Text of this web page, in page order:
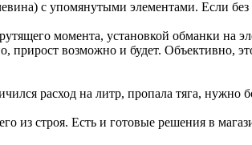
с упомянутыми элементами. Если без
момента, установкой обманки на
прирост возможно и будет. Объективно,
расход на литр, пропала тяга,
из строя. Есть и готовые решения в